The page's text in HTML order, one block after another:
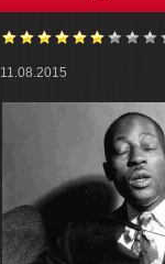
11.08.2015